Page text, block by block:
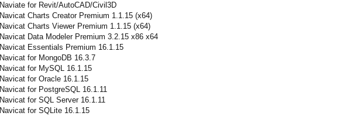
Naviate for Revit/AutoCAD/Civil3D
Navicat Charts Creator Premium 1.1.15 (x64)
Navicat Charts Viewer Premium 1.1.15 (x64)
Navicat Data Modeler Premium 3.2.15 x86 x64
Navicat Essentials Premium 16.1.15
Navicat for MongoDB 16.3.7
Navicat for MySQL 16.1.15
Navicat for Oracle 16.1.15
Navicat for PostgreSQL 16.1.11
Navicat for SQL Server 16.1.11
Navicat for SQLite 16.1.15